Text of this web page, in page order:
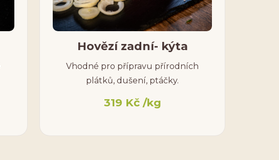
Hovězí zadní- kýta
Vhodné pro přípravu přírodních
plátků, dušení, ptáčky.
319 Kč/kg